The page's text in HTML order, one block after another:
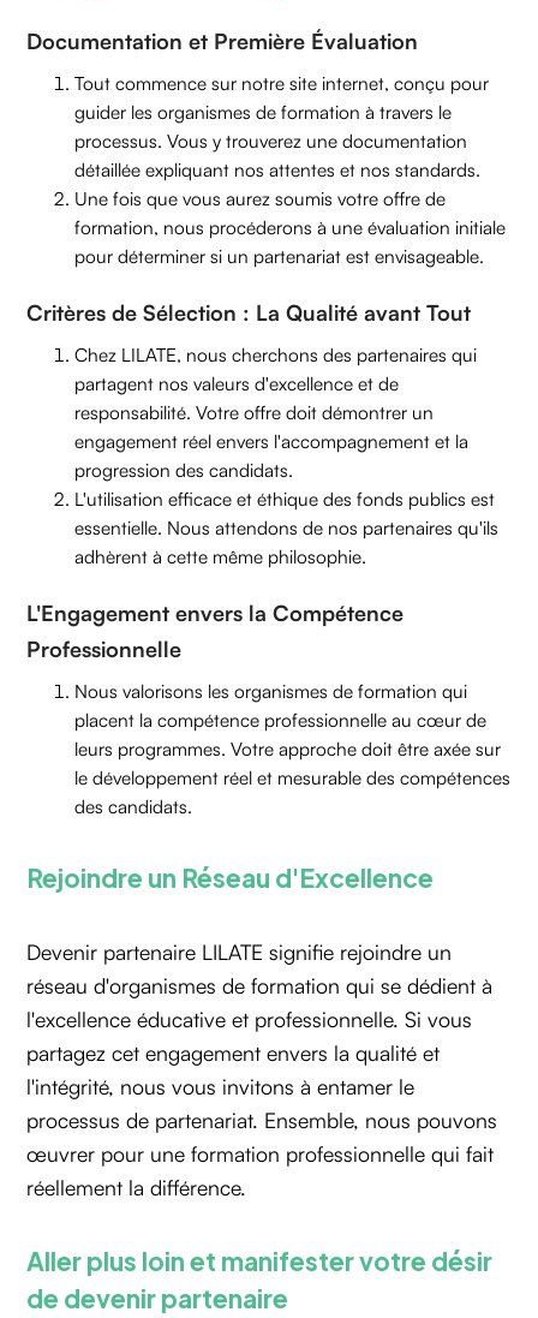
Documentation et Première Évaluation
Tout commence sur notre site internet, conçu pour
guider les organismes de formation à travers le
processus. Vous y trouverez une documentation
détaillée expliquant nos attentes et nos standards.
Une fois que vous aurez soumis votre offre de
formation, nous procéderons à une évaluation initiale
pour déterminer si un partenariat est envisageable.
Critères de Sélection : La Qualité avant Tout
Chez LILATE, nous cherchons des partenaires qui
partagent nos valeurs d'excellence et de
responsabilité. Votre offre doit démontrer un
engagement réel envers l'accompagnement et la
progression des candidats.
L'utilisation efficace et éthique des fonds publics est
essentielle. Nous attendons de nos partenaires qu'ils
adhèrent à cette même philosophie.
L'Engagement envers la Compétence
Professionnelle
Nous valorisons les organismes de formation qui
placent la compétence professionnelle au cœur de
leurs programmes. Votre approche doit être axée sur
le développement réel et mesurable des compétences
des candidats.
Rejoindre un Réseau d'Excellence
Devenir partenaire LILATE signifie rejoindre un
réseau d'organismes de formation qui se dédient à
l'excellence éducative et professionnelle. Si vous
partagez cet engagement envers la qualité et
l'intégrité, nous vous invitons à entamer le
processus de partenariat. Ensemble, nous pouvons
œuvrer pour une formation professionnelle qui fait
réellement la différence.
Aller plus loin et manifester votre désir
de devenir partenaire